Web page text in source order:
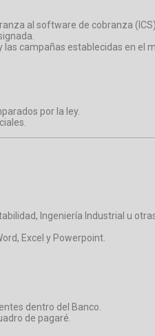
al software de cobranza (ICS).
campañas establecidas en el
por la ley.
Ingeniería Industrial u
Excel y Powerpoint.
dentro del Banco.
de pagaré.